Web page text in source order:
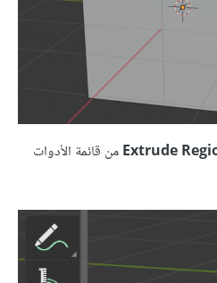
Extrudeمن قائمة الأدوات